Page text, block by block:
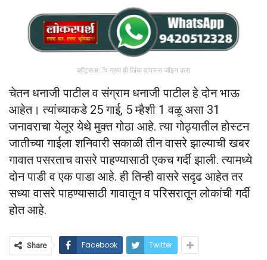
व्हॉट्सअॅप ग्रुप ही लिंक वापरून जॉइन करा
चेतन धनाजी पाटील व संग्राम धनाजी पाटील हे दोन भाऊ
आहेत। त्यांच्याकडे 25 गाई, 5 म्हैशी 1 वळू असा 31
जनावराचा येलूर येथे मुक्त गोठा आहे. त्या गोठ्यातील होस्टन
जातीच्या गाईला शनिवारी सकाळी तीन वासरे झाल्याची खबर
गावात पसरताच वासरे पाहण्यासाठी एकच गर्दी झाली. त्यामध्ये
दोन पाडी व एक पाडा आहे. ही तिन्ही वासरे सदृढ आहेत तर
सध्या वासरे पाहण्यासाठी गावातून व परिसरातून लोकांची गर्दी
होत आहे.
Share Facebook Twitter